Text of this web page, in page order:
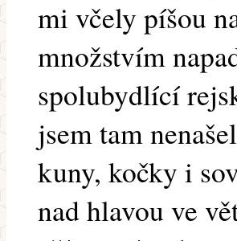
mi včely píšou
množstvím
spolubydlící
jsem tam
kuny, kočky i
nad hlavou ve